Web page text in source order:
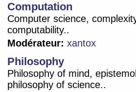
Computation
Computer science,
computability..
Modérateur: xantox
Philosophy
Philosophy of mind,
philosophy of science..